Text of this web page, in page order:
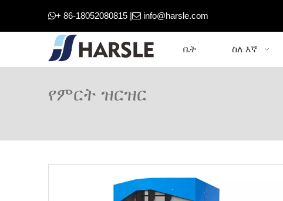
+ 86-18052080815 | info@harsle.com
ቤት ስለ እኛ
የምርት ዝርዝር